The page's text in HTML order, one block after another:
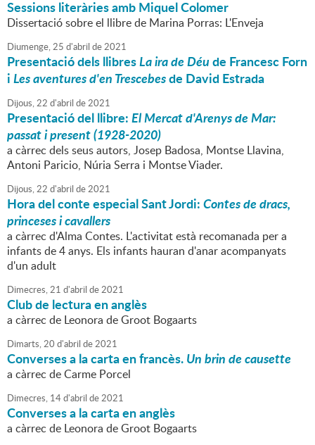
Sessions literàries amb Miquel Colomer
Dissertació sobre el llibre de Marina Porras: L'Enveja
Diumenge,25 d'abril de2021
Presentació dels llibresLa ira de Déude Francesc Forn
iLes aventures d'en Trescebesde David Estrada
Dijous,22 d'abril de2021
Presentació del llibre:El Mercat d'Arenys de Mar:
passat i present (1928-2020)
a càrrec dels seus autors, Josep Badosa, Montse Llavina,
Antoni Paricio, Núria Serra i Montse Viader.
Dijous,22 d'abril de2021
Hora del conte especial Sant Jordi:Contes de dracs,
princeses i cavallers
a càrrec d'Alma Contes. L'activitat està recomanada per a
infants de 4 anys. Els infants hauran d'anar acompanyats
d'un adult
Dimecres,21 d'abril de2021
Club de lectura en anglès
a càrrec de Leonora de Groot Bogaarts
Dimarts,20 d'abril de2021
Converses a la carta en francès.Un brin de causette
a càrrec de Carme Porcel
Dimecres, 14d'abril de2021
Converses a la carta en anglès
a càrrec de Leonora de Groot Bogaarts